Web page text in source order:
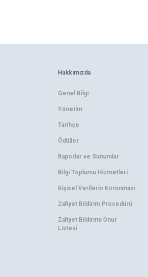
Hakkımızda
Genel Bilgi
Yönetim
Tarihçe
Ödüller
Raporlar ve Sunumlar
Bilgi Toplumu Hizmetleri
Kişisel Verilerin Korunması
Zafiyet Bildirim Prosedürü
Zafiyet Bildirimi Onur
Listesi